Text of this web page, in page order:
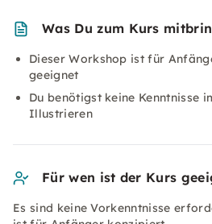
Was Du zum Kurs
Dieser Workshop ist für
geeignet
Du benötigst keine Kenntnisse
Illustrieren
Für wen ist der Kurs
Es sind keine Vorkenntnisse